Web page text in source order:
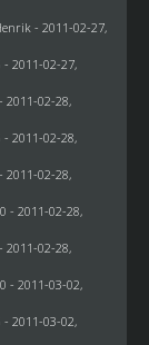
- 2011-02-27,
- 2011-02-27,
2011-02-28,
- 2011-02-28,
2011-02-28,
- 2011-02-28,
2011-02-28,
- 2011-03-02,
- 2011-03-02,